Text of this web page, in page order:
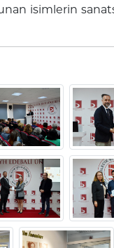
isimlerin